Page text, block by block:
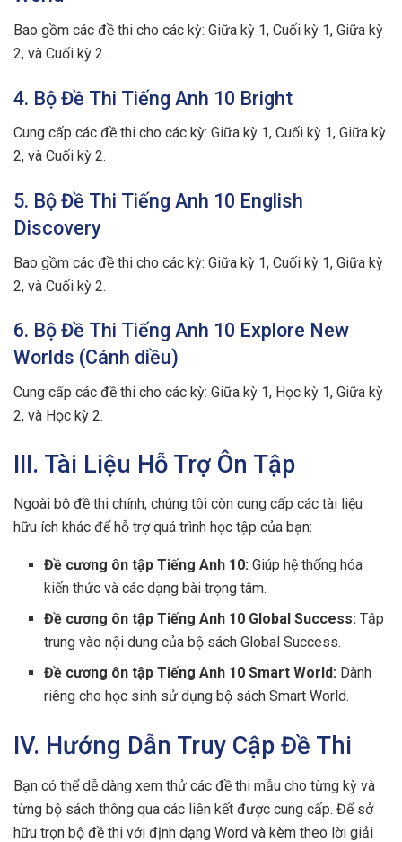
Bao gồm các đề thi cho các kỳ: Giữa kỳ 1, Cuối kỳ 1, Giữa kỳ
2, và Cuối kỳ 2.
4. Bộ Đề Thi Tiếng Anh 10 Bright
Cung cấp các đề thi cho các kỳ: Giữa kỳ 1, Cuối kỳ 1, Giữa kỳ
2, và Cuối kỳ 2.
5. Bộ Đề Thi Tiếng Anh 10 English
Discovery
Bao gồm các đề thi cho các kỳ: Giữa kỳ 1, Cuối kỳ 1, Giữa kỳ
2, và Cuối kỳ 2.
6. Bộ Đề Thi Tiếng Anh 10 Explore New
Worlds (Cánh diều)
Cung cấp các đề thi cho các kỳ: Giữa kỳ 1, Học kỳ 1, Giữa kỳ
2, và Học kỳ 2.
III. Tài Liệu Hỗ Trợ Ôn Tập
Ngoài bộ đề thi chính, chúng tôi còn cung cấp các tài liệu
hữu ích khác để hỗ trợ quá trình học tập của bạn:
Đề cương ôn tập Tiếng Anh 10: Giúp hệ thống hóa
kiến thức và các dạng bài trọng tâm.
Đề cương ôn tập Tiếng Anh 10 Global Success: Tập
trung vào nội dung của bộ sách Global Success.
Đề cương ôn tập Tiếng Anh 10 Smart World: Dành
riêng cho học sinh sử dụng bộ sách Smart World.
IV. Hướng Dẫn Truy Cập Đề Thi
Bạn có thể dễ dàng xem thử các đề thi mẫu cho từng kỳ và
từng bộ sách thông qua các liên kết được cung cấp. Để sở
hữu trọn bộ đề thi với định dạng Word và kèm theo lời giải